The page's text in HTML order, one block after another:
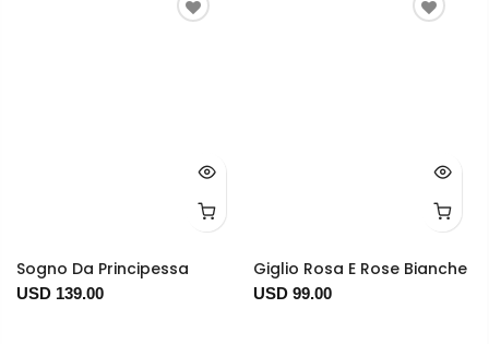
Sogno Da Principessa
USD 139.00
Giglio Rosa E Rose Bianche
USD 99.00